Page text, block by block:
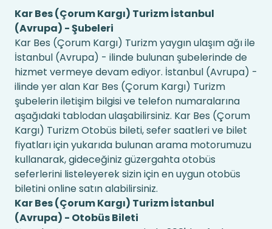
Kar Bes (Çorum Kargı) Turizm İstanbul
(Avrupa) - Şubeleri
Kar Bes (Çorum Kargı) Turizm yaygın ulaşım ağı ile
İstanbul (Avrupa) - ilinde bulunan şubelerinde de
hizmet vermeye devam ediyor. İstanbul (Avrupa) -
ilinde yer alan Kar Bes (Çorum Kargı) Turizm
şubelerin iletişim bilgisi ve telefon numaralarına
aşağıdaki tablodan ulaşabilirsiniz. Kar Bes (Çorum
Kargı) Turizm Otobüs bileti, sefer saatleri ve bilet
fiyatları için yukarıda bulunan arama motorumuzu
kullanarak, gideceğiniz güzergahta otobüs
seferlerini listeleyerek sizin için en uygun otobüs
biletini online satın alabilirsiniz.
Kar Bes (Çorum Kargı) Turizm İstanbul
(Avrupa) - Otobüs Bileti